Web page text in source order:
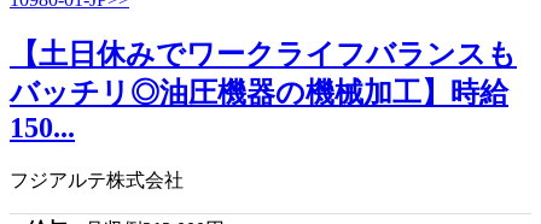
【土日休みでワークライフバランスも
バッチリ◎油圧機器の機械加工】時給
150...
フジアルテ株式会社